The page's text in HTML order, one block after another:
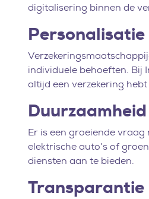
digitalisering binnen de
Personalisatie
individuele behoeften. Bij
altijd een verzekering
Duurzaamheid
Er is een groeiende
elektrische auto’s of
diensten aan te bieden.
Transparantie